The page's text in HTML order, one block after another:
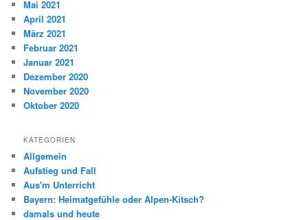
Mai 2021
April 2021
März 2021
Februar 2021
Januar 2021
Dezember 2020
November 2020
Oktober 2020
KATEGORIEN
Allgemein
Aufstieg und Fall
Aus'm Unterricht
Bayern: Heimatgefühle oder Alpen-Kitsch?
damals und heute